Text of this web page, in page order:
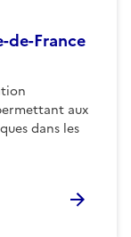
de-France
aux
dans les